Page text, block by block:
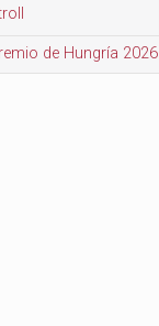
de Hungría 2026